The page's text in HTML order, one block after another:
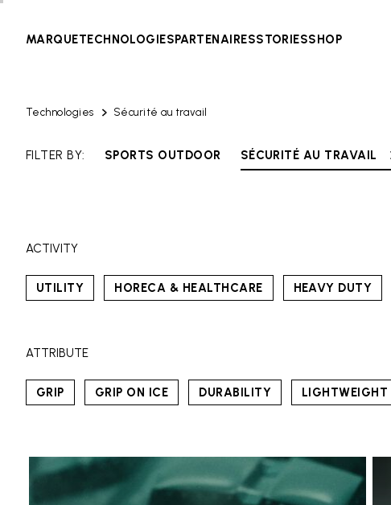
MARQUETECHNOLOGIESPARTENAIRESSTORIESSHOP
Technologies Sécurité au travail
FILTER BY: SPORTS OUTDOOR SÉCURITÉ AU TRAVAIL
ACTIVITY
UTILITY HORECA & HEALTHCARE HEAVY DUTY
ATTRIBUTE
GRIP GRIP ON ICE DURABILITY LIGHTWEIGHT